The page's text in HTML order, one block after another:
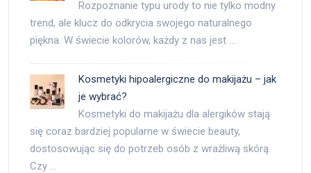
Rozpoznanie typu urody to nie tylko modny
trend, ale klucz do odkrycia swojego naturalnego
piękna. W świecie kolorów, każdy z nas jest …
Kosmetyki hipoalergiczne do makijażu – jak
je wybrać?
Kosmetyki do makijażu dla alergików stają
się coraz bardziej popularne w świecie beauty,
dostosowując się do potrzeb osób z wrażliwą skórą.
Czy …